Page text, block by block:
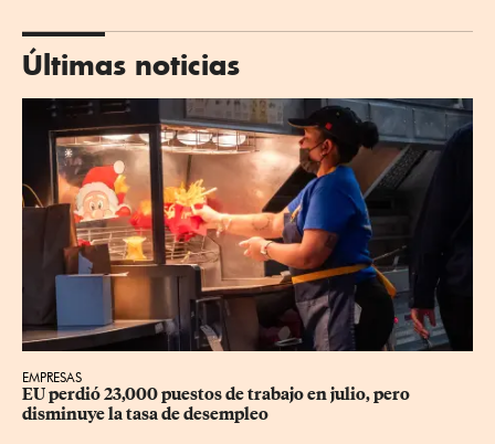
Últimas noticias
EMPRESAS
EU perdió 23,000 puestos de trabajo en julio, pero
disminuye la tasa de desempleo